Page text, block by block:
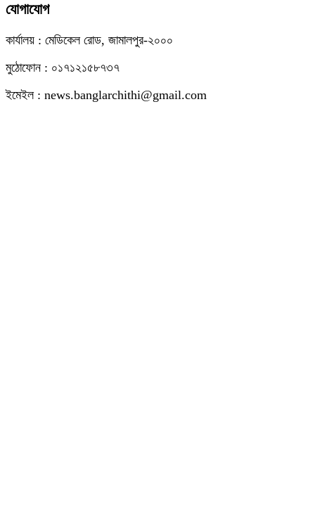
যোগাযোগ
কার্যালয় : মেডিকেল রোড, জামালপুর-২০০০
মুঠোফোন : ০১৭১২১৫৮৭৩৭
ইমেইল : news.banglarchithi@gmail.com